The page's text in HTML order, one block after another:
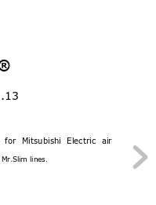
for Mitsubishi Electric
air
Mr.Slim lines.